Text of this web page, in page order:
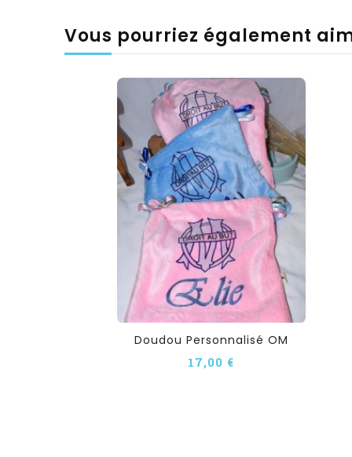
Vous pourriez également
Doudou Personnalisé OM
17,00 €